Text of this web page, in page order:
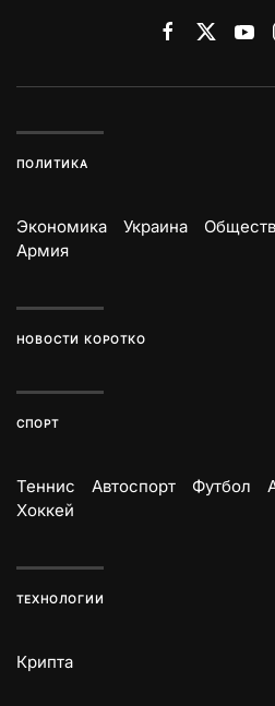
ПОЛИТИКА
Экономика Украина
Армия
НОВОСТИ КОРОТКО
СПОРТ
Теннис Автоспорт Футбол
Хоккей
ТЕХНОЛОГИИ
Крипта